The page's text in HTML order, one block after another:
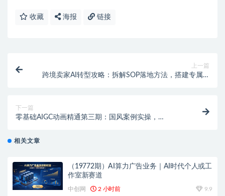
收藏 海报 链接
上一篇
跨境卖家AI转型攻略：拆解SOP落地方法，搭建专属AI
下一篇
零基础AIGC动画精通第三期：国风案例实操，
相关文章
（19772期）AI算力广告业务｜AI时代个人或工
作室新赛道
中创网 2 小时前 9.9